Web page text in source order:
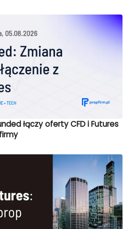
łączy oferty CFD i Futures